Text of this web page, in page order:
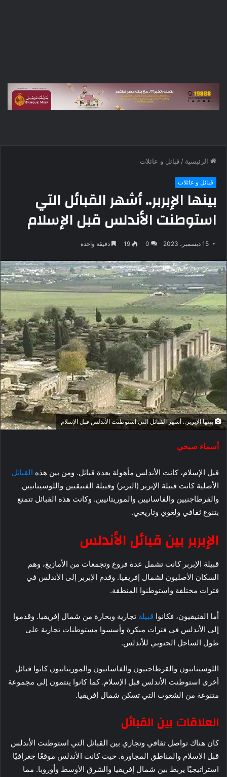
الرئيسية / قبائل و عائلات
قبائل و عائلات
بينها الإبربر.. أشهر القبائل التي
استوطنت الأندلس قبل الإسلام
15 ديسمبر، 2023 0
19 دقيقة واحدة
بينها الإبربر.. أشهر القبائل التي استوطنت الأندلس قبل الإسلام
أسماء صبحي
قبل الإسلام، كانت الأندلس مأهولة بعدة قبائل. ومن بين هذه القبائل
الأصلية كانت قبيلة الإبربر (البربر) وقبيلة الفنيقيين واللوسيتانيين
والقرطاجنيين والفاسانيين والموريتانيين. وكانت هذه القبائل تتمتع
بتنوع ثقافي ولغوي وتاريخي.
الإبربر بين قبائل الأندلس
قبيلة الإبربر كانت تشمل عدة فروع وتجمعات من الأمازيغ، وهم
السكان الأصليون لشمال إفريقيا. وقدم الإبربر إلى الأندلس في
فترات مختلفة واستوطنوا المنطقة.
أما الفنيقيون، فكانوا قبيلة تجارية وبحارة من شمال إفريقيا. وقدموا
إلى الأندلس في فترات مبكرة وأسسوا مستوطنات تجارية على
طول الساحل الجنوبي للأندلس.
اللوسيتانيون والقرطاجنيون والفاسانيون والموريتانيون كانوا قبائل
أخرى استوطنت الأندلس قبل الإسلام. كما كانوا ينتمون إلى مجموعة
متنوعة من الشعوب التي تسكن شمال إفريقيا.
العلاقات بين القبائل
كان هناك تواصل ثقافي وتجاري بين القبائل التي استوطنت الأندلس
قبل الإسلام والمناطق المجاورة. حيث كانت الأندلس موقعًا جغرافيًا
استراتيجيًا يربط بين شمال إفريقيا والشرق الأوسط وأوروبا. مما